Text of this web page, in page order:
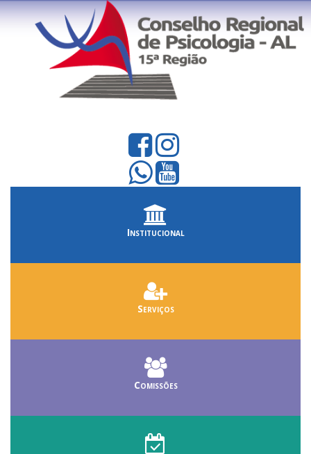
Institucional
Serviços
Comissões